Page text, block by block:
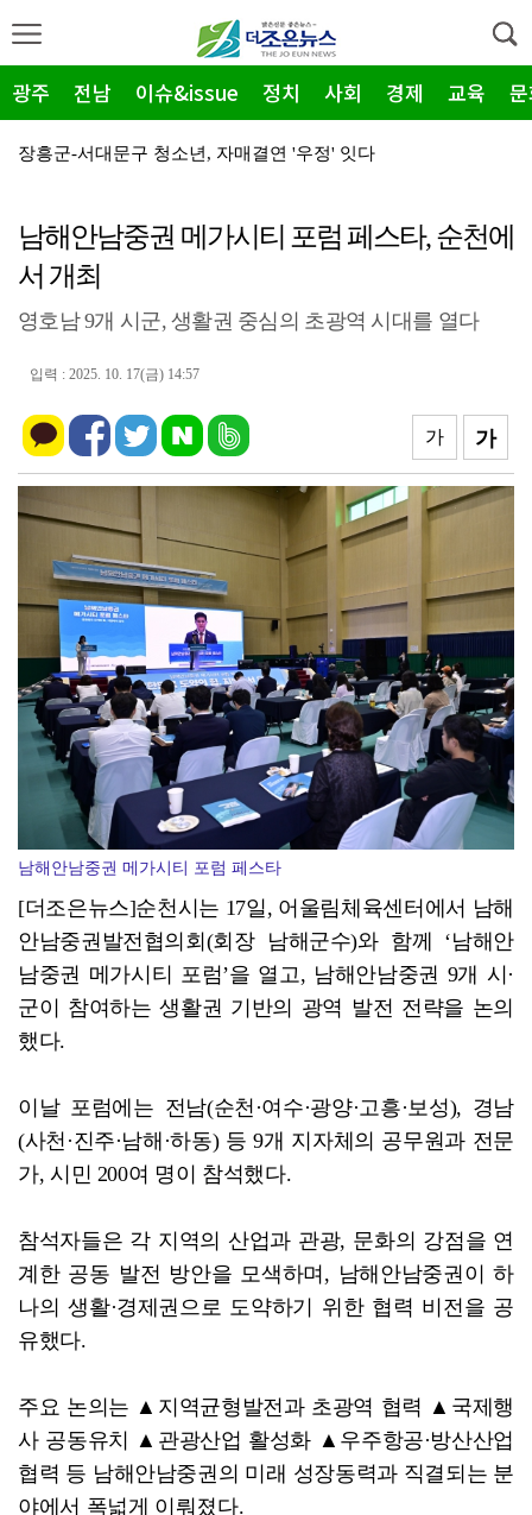
광주 전남 이슈&issue 정치 사회 경제 교육
장흥군-서대문구 청소년, 자매결연 '우정' 잇다
장흥군, 폭염·가뭄 '긴급 대책회의' 개최... "피해…
광주지방보훈청, 백범 김구 150주년: 청렴·적극행정 …
전남광주특별시, 해남 '400MW 태양광' 착공…SK하…
전남광주특별시 '폭염 비상', 온열질환 고위험군 특별 …
(재)전라남도청소년미래재단, 아동·청소년 범죄예방 캠페…
영암 가뭄 '비상'… 서삼석 농해수위원장, 현장 점검
광양시 광영도서관, "AI 작가" 길 위의 인문학
남해안남중권 메가시티 포럼 페스타, 순천에
서 개최
영호남 9개 시군, 생활권 중심의 초광역 시대를 열다
입력 : 2025. 10. 17(금) 14:57
가
가
남해안남중권 메가시티 포럼 페스타
[더조은뉴스]순천시는 17일, 어울림체육센터에서 남해
안남중권발전협의회(회장 남해군수)와 함께 ‘남해안
남중권 메가시티 포럼’을 열고, 남해안남중권 9개 시·
군이 참여하는 생활권 기반의 광역 발전 전략을 논의
했다.
이날 포럼에는 전남(순천·여수·광양·고흥·보성), 경남
(사천·진주·남해·하동) 등 9개 지자체의 공무원과 전문
가, 시민 200여 명이 참석했다.
참석자들은 각 지역의 산업과 관광, 문화의 강점을 연
계한 공동 발전 방안을 모색하며, 남해안남중권이 하
나의 생활·경제권으로 도약하기 위한 협력 비전을 공
유했다.
주요 논의는 ▲지역균형발전과 초광역 협력 ▲국제행
사 공동유치 ▲관광산업 활성화 ▲우주항공·방산산업
협력 등 남해안남중권의 미래 성장동력과 직결되는 분
야에서 폭넓게 이뤄졌다.